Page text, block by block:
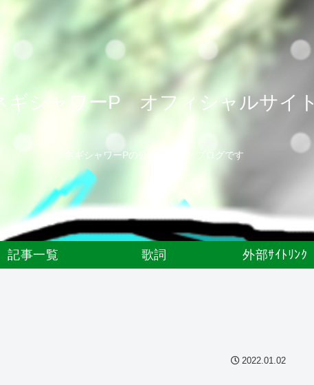
ギシャワーP オフィシャルサイト
ネギシャワーPの公式サイト・ブログです
記事一覧 歌詞 外部ｻｲﾄﾘﾝｸ
2022.01.02